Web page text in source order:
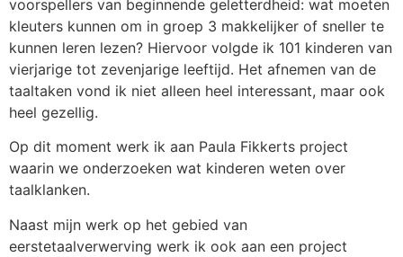
voorspellers van beginnende geletterdheid: wat moeten
kleuters kunnen om in groep 3 makkelijker of sneller te
kunnen leren lezen? Hiervoor volgde ik 101 kinderen van
vierjarige tot zevenjarige leeftijd. Het afnemen van de
taaltaken vond ik niet alleen heel interessant, maar ook
heel gezellig.
Op dit moment werk ik aan Paula Fikkerts project
waarin we onderzoeken wat kinderen weten over
taalklanken.
Naast mijn werk op het gebied van
eerstetaalverwerving werk ik ook aan een project